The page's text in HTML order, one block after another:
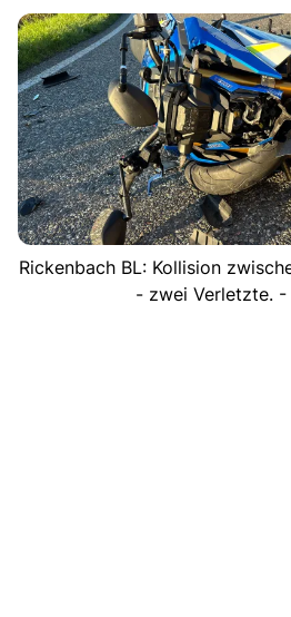
Rickenbach BL: Kollision
- zwei Verletzte. -